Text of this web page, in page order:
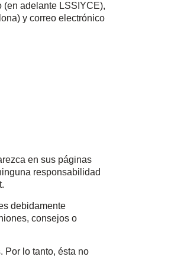
adelante LSSIYCE),
y correo electrónico
en sus páginas
responsabilidad
debidamente
consejos o
Por lo tanto, ésta no